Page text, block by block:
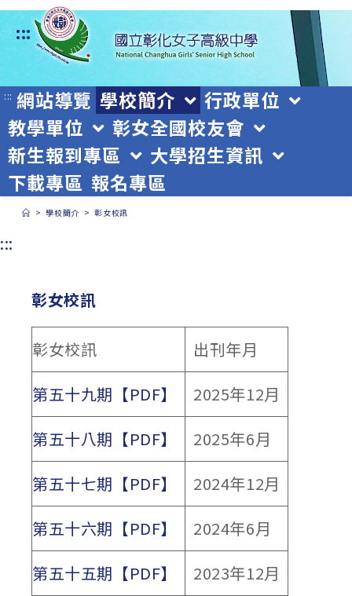
跳
轉
至
主
要
內
容
:::
::: 網站導覽 學校簡介
行政單位
教學單位
彰女全國校友會
新生報到專區
大學招生資訊
下載專區 報名專區
> 學校簡介 > 彰女校訊
:::
彰女校訊
彰女校訊
出刊年月
第五十九期【PDF】
2025年12月
第五十八期【PDF】
2025年6月
第五十七期【PDF】
2024年12月
第五十六期【PDF】
2024年6月
第五十五期【PDF】
2023年12月